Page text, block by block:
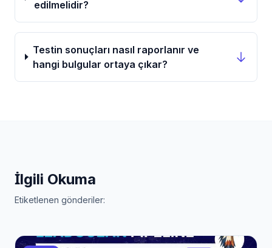
edilmelidir?
Testin sonuçları nasıl raporlanır ve
hangi bulgular ortaya çıkar?
İlgili Okuma
Etiketlenen gönderiler: